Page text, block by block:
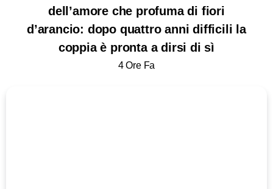
dell’amore che profuma di fiori
d’arancio: dopo quattro anni difficili la
coppia è pronta a dirsi di sì
4 Ore Fa